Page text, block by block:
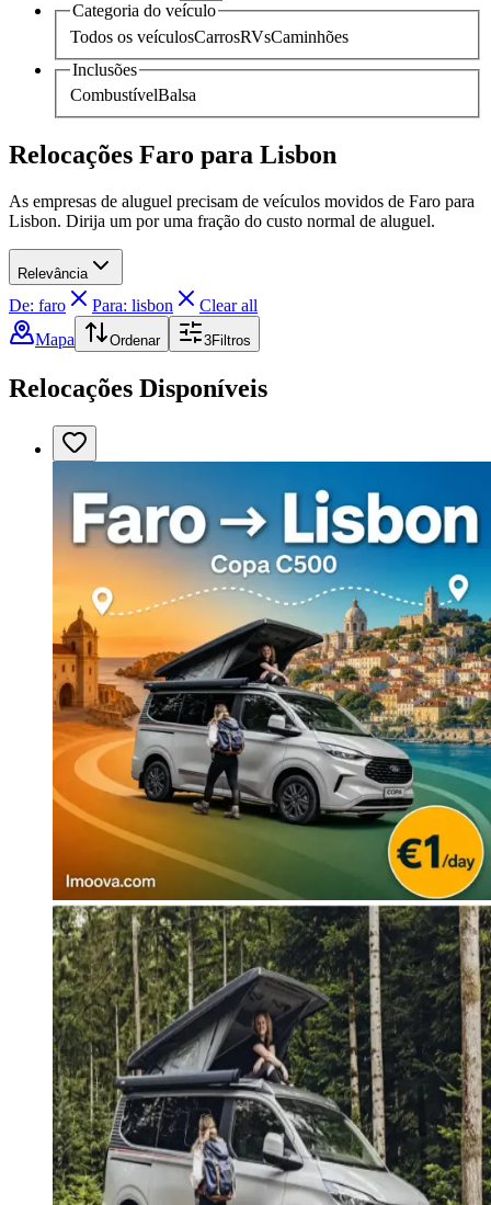
Categoria do veículo
Todos os veículosCarrosRVsCaminhões
Inclusões
CombustívelBalsa
Relocações Faro para Lisbon
As empresas de aluguel precisam de veículos movidos de Faro para
Lisbon. Dirija um por uma fração do custo normal de aluguel.
Relevância
De: faro Para: lisbon
Clear all
Mapa
Ordenar 3Filtros
Relocações Disponíveis